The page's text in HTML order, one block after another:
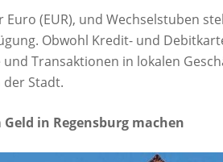
(EUR), und Wechselstuben
Obwohl Kredit- und
Transaktionen in lokalen
Stadt.
in Regensburg machen